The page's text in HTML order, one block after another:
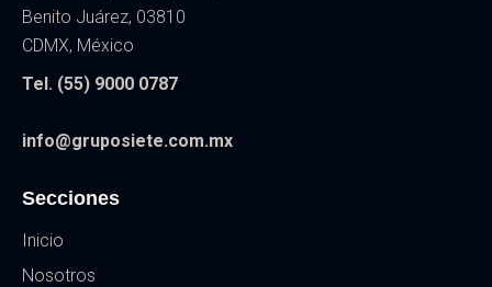
Benito Juárez, 03810
CDMX, México
Tel. (55) 9000 0787
info@gruposiete.com.mx
Secciones
Inicio
Nosotros